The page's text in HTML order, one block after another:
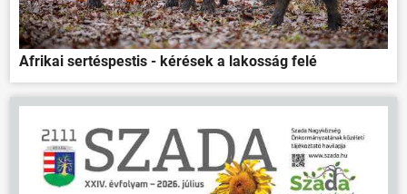
Afrikai sertéspestis - kérések a lakosság felé